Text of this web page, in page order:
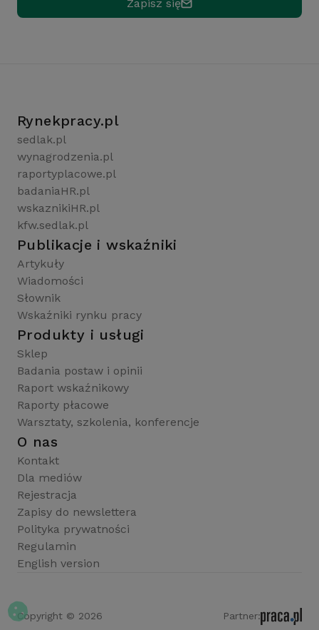
Zapisz się
Rynekpracy.pl
sedlak.pl
wynagrodzenia.pl
raportyplacowe.pl
badaniaHR.pl
wskaznikiHR.pl
kfw.sedlak.pl
Publikacje i wskaźniki
Artykuły
Wiadomości
Słownik
Wskaźniki rynku pracy
Produkty i usługi
Sklep
Badania postaw i opinii
Raport wskaźnikowy
Raporty płacowe
Warsztaty, szkolenia, konferencje
O nas
Kontakt
Dla mediów
Rejestracja
Zapisy do newslettera
Polityka prywatności
Regulamin
English version
Copyright © 2026 Partner: